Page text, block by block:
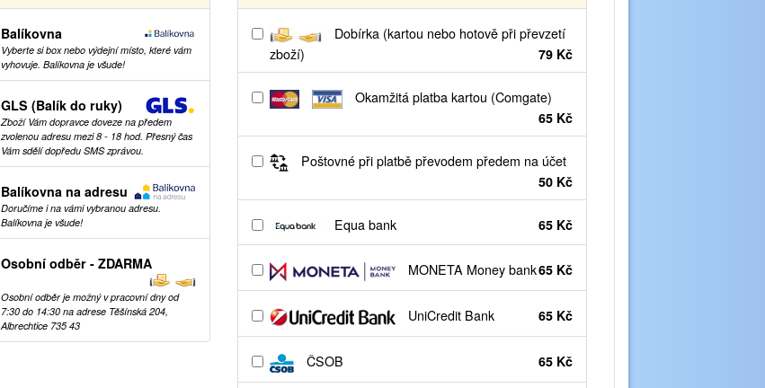
Balíkovna
Vyberte si box nebo výdejní místo, které vám
vyhovuje. Balíkovna je všude!
GLS (Balík do ruky)
Zboží Vám dopravce doveze na předem
zvolenou adresu mezi 8 - 18 hod. Přesný čas
Vám sdělí dopředu SMS zprávou.
Balíkovna na adresu
Doručíme i na vámi vybranou adresu.
Balíkovna je všude!
Osobní odběr - ZDARMA
Osobní odběr je možný v pracovní dny od
7:30 do 14:30 na adrese Těšínská 204,
Albrechtice 735 43
Dobírka (kartou nebo hotově při převzetí
zboží)
79 Kč
Okamžitá platba kartou (Comgate)
65 Kč
Poštovné při platbě převodem předem na účet
50 Kč
Equa bank 65 Kč
MONETA Money bank65 Kč
UniCredit Bank 65 Kč
ČSOB 65 Kč